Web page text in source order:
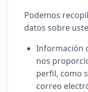
Podemos
datos sobre
Información
nos
perfil, como
correo